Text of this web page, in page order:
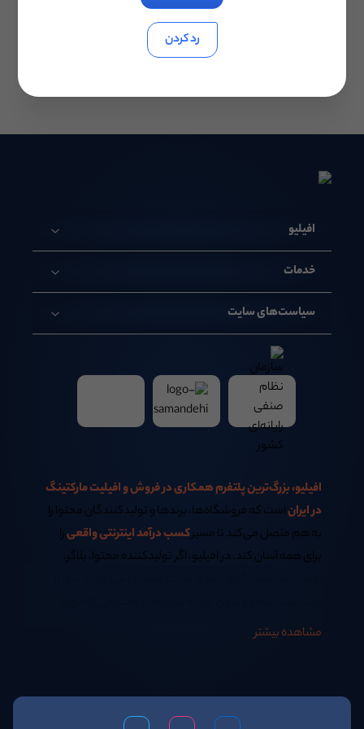
با توجه به نرخ بالای سفارشات مستقیم توسط ناشران بر این
باوریم که این طرح در سال جدید، تاثیر قابل توجهی در
افزایش درآمد ناشران عزیز خواهد داشت.
افیلیو
خدمات
سیاست‌های سایت
افیلیو، بزرگ‌ترین پلتفرم همکاری در فروش و افیلیت مارکتینگ
در ایراناست که فروشگاه‌ها، برندها و تولیدکنندگان محتوا را
به هم متصل می‌کند تا مسیرکسب درآمد اینترنتی واقعیرا
برای همه آسان کند. در افیلیو، اگر تولیدکننده محتوا، بلاگر،
می‌کنیدکسب درآمد اینترنتی در خانهمشاهده بیشتر
رد کردن